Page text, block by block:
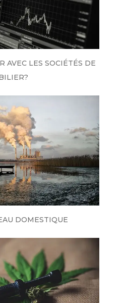
AVEC LES SOCIÉTÉS DE
DOMESTIQUE